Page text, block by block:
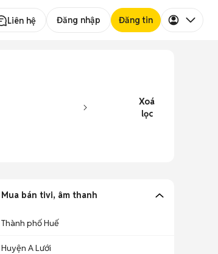
Liên hệ Đăng nhập Đăng tin
Xoá
lọc
Mua bán tivi, âm thanh
Thành phố Huế
Huyện A Lưới